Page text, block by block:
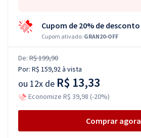
Cupom de 20% de desconto
Cupom ativado: GRAN20-OFF
De: R$ 199,90
Por: R$ 159,92à vista
ou 12x de R$ 13,33
Economize R$ 39,98 (-20%)
Comprar agora